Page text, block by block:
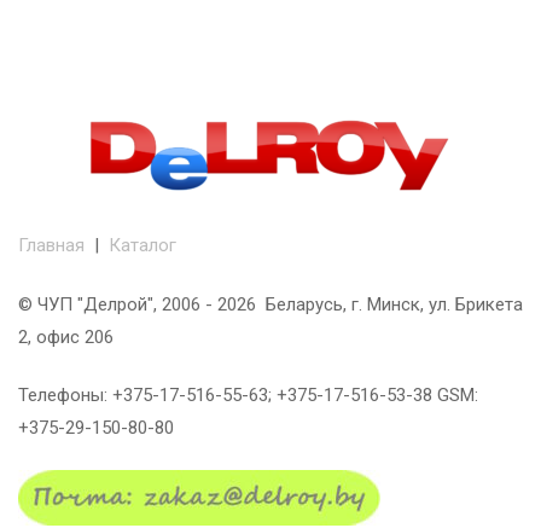
Главная | Каталог
© ЧУП "Делрой", 2006 - 2026 Беларусь, г. Минск, ул. Брикета
2, офис 206
Телефоны: +375-17-516-55-63; +375-17-516-53-38 GSM:
+375-29-150-80-80